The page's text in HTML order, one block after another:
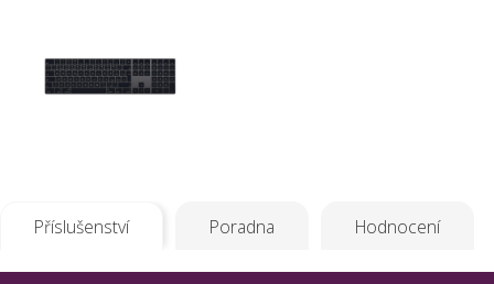
Příslušenství Poradna Hodnocení